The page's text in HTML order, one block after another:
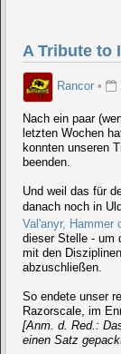
A Tribute to
Rancor •
Nach ein paar
letzten Wochen
konnten unseren
beenden.
Und weil das für
danach noch in
Val'anyr, Hammer
dieser Stelle - um
mit den
abzuschließen.
So endete unser
Razorscale, im
[Anm. d. Red.:
einen Satz